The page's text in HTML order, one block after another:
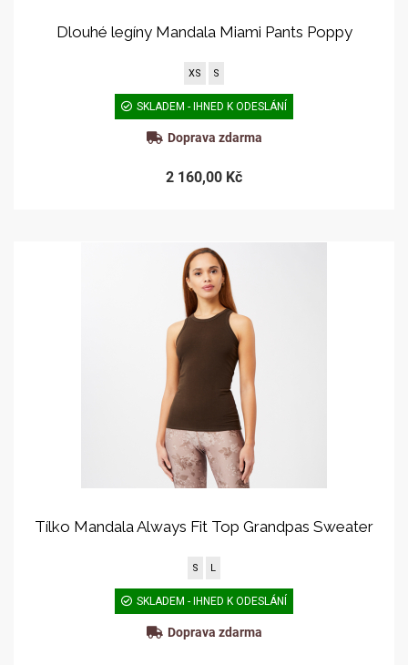
Dlouhé legíny Mandala Miami Pants Poppy
XS S
SKLADEM - IHNED K ODESLÁNÍ
Doprava zdarma
2 160,00 Kč
Tílko Mandala Always Fit Top Grandpas Sweater
S L
SKLADEM - IHNED K ODESLÁNÍ
Doprava zdarma